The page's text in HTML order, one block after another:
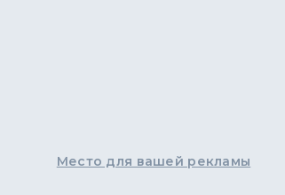
Место для вашей рекламы